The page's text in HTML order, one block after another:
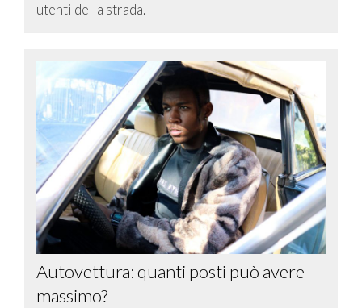
utenti della strada.
Autovettura: quanti posti può avere
massimo?